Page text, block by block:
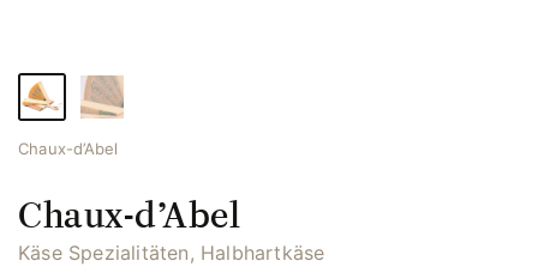
Chaux-d’Abel
Chaux-d’Abel
Käse Spezialitäten, Halbhartkäse